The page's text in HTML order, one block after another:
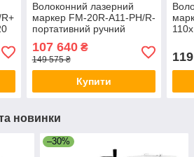
Волоконний лазерний
маркер FM-20R-A11-PH/R-
портативний ручний
110x110 20 Вт, без
підтримки поворотної осі
107 640₴
149 575 ₴
Купити
новинки
–30%